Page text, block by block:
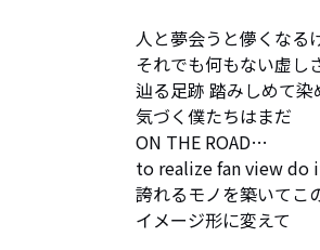
人と夢会うと儚くなる
それでも何もない虚し
辿る足跡 踏みしめて染
気づく僕たちはまだ
ON THE ROAD…
to realize fan view do
誇れるモノを築いてこ
イメージ形に変えて